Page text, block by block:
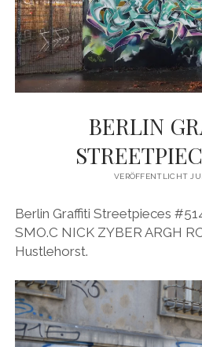
LEIPZIG
WANDERTAG
WANDERTAG
WANDERTAG
WANDERTAG
KOLBERG
BELGRAD
BERLIN
VERÖFFENTLICHT
Berlin Graffiti Streetpieces
SMO.C NICK ZYBER ARGH
Hustlehorst.